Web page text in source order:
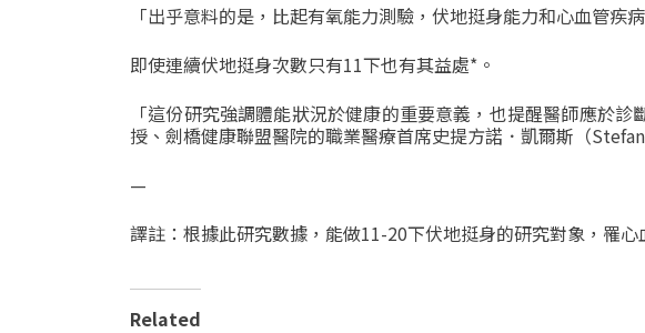
「出乎意料的是，比起有氧能力測驗， 伏地挺身能力和心血管疾
即使連續伏地挺身次數只有11下也有其益處*。
「這份研究強調體能狀況於健康的重要意義， 也提醒醫師應於診
授、 劍橋健康聯盟醫院的職業醫療首席史提方諾．凱爾斯（
—
譯註：根據此研究數據，能做11-20下伏地挺身的研究對象，罹
Related